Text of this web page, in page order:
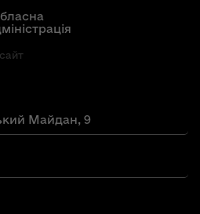
Майдан, 9